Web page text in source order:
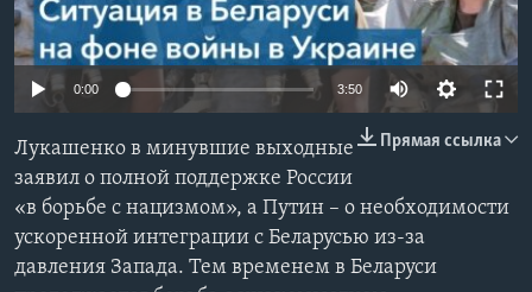
Learning English
СОЦИАЛЬНЫЕ СЕТИ
Языки
0:00 3:50
Прямая ссылка
Лукашенко в минувшие выходные
заявил о полной поддержке России
«в борьбе с нацизмом», а Путин – о необходимости
ускоренной интеграции с Беларусью из-за
давления Запада. Тем временем в Беларуси